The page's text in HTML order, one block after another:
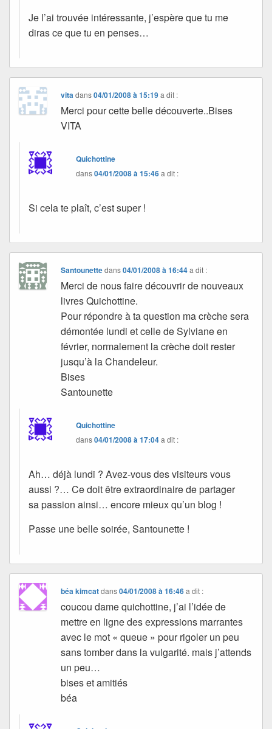
Je l’ai trouvée intéressante, j’espère que tu me
diras ce que tu en penses…
vita dans04/01/2008 à 15:19 a dit :
Merci pour cette belle découverte..Bises
VITA
Quichottine
dans04/01/2008 à 15:46a dit :
Si cela te plaît, c’est super !
Santounettedans04/01/2008 à 16:44 a dit :
Merci de nous faire découvrir de nouveaux
livres Quichottine.
Pour répondre à ta question ma crèche sera
démontée lundi et celle de Sylviane en
février, normalement la crèche doit rester
jusqu’à la Chandeleur.
Bises
Santounette
Quichottine
dans04/01/2008 à 17:04a dit :
Ah… déjà lundi ? Avez-vous des visiteurs vous
aussi ?… Ce doit être extraordinaire de partager
sa passion ainsi… encore mieux qu’un blog !
Passe une belle soirée, Santounette !
béa kimcatdans04/01/2008 à 16:46 a dit :
coucou dame quichottine, j’ai l’idée de
mettre en ligne des expressions marrantes
avec le mot « queue » pour rigoler un peu
sans tomber dans la vulgarité. mais j’attends
un peu…
bises et amitiés
béa